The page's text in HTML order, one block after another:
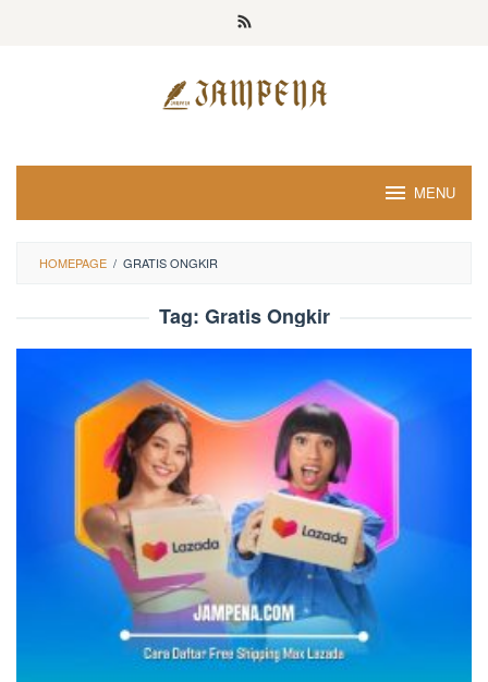
MENU
HOMEPAGE / GRATIS ONGKIR
Tag: Gratis Ongkir